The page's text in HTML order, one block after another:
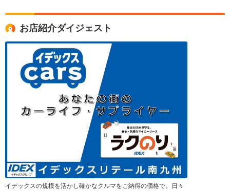
お店紹介ダイジェスト
イデックスの規模を活かし確かなクルマをご納得の価格で。日々